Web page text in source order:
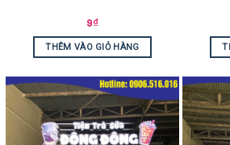
9₫
THÊM VÀO GIỎ HÀNG